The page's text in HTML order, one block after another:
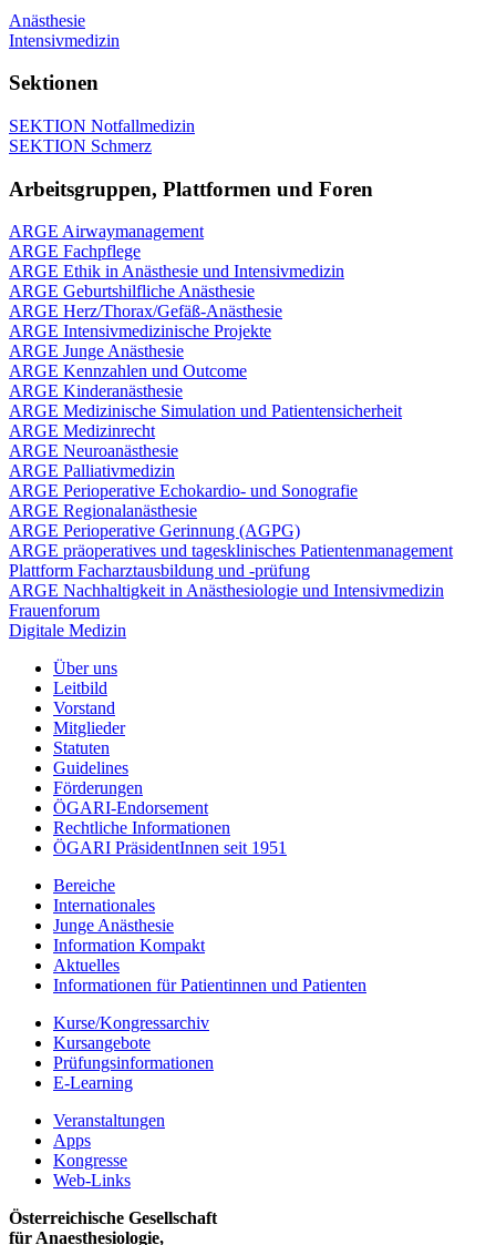
Anästhesie
Intensivmedizin
Sektionen
SEKTION Notfallmedizin
SEKTION Schmerz
Arbeitsgruppen, Plattformen und Foren
ARGE Airwaymanagement
ARGE Fachpflege
ARGE Ethik in Anästhesie und Intensivmedizin
ARGE Geburtshilfliche Anästhesie
ARGE Herz/Thorax/Gefäß-Anästhesie
ARGE Intensivmedizinische Projekte
ARGE Junge Anästhesie
ARGE Kennzahlen und Outcome
ARGE Kinderanästhesie
ARGE Medizinische Simulation und Patientensicherheit
ARGE Medizinrecht
ARGE Neuroanästhesie
ARGE Palliativmedizin
ARGE Perioperative Echokardio- und Sonografie
ARGE Regionalanästhesie
ARGE Perioperative Gerinnung (AGPG)
ARGE präoperatives und tagesklinisches Patientenmanagement
Plattform Facharztausbildung und -prüfung
ARGE Nachhaltigkeit in Anästhesiologie und Intensivmedizin
Frauenforum
Digitale Medizin
Über uns
Leitbild
Vorstand
Mitglieder
Statuten
Guidelines
Förderungen
ÖGARI-Endorsement
Rechtliche Informationen
ÖGARI PräsidentInnen seit 1951
Bereiche
Internationales
Junge Anästhesie
Information Kompakt
Aktuelles
Informationen für Patientinnen und Patienten
Kurse/Kongressarchiv
Kursangebote
Prüfungsinformationen
E-Learning
Veranstaltungen
Apps
Kongresse
Web-Links
Österreichische Gesellschaft
für Anaesthesiologie,